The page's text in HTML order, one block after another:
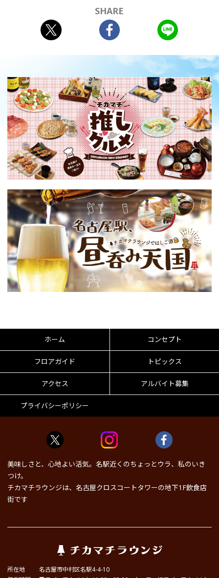
SHARE
ホーム コンセプト
フロアガイド トピックス
アクセス アルバイト募集
プライバシーポリシー
美味しさと、心地よい活気。名駅近くのちょっとウラ、私のいき
つけ。
チカマチラウンジは、名古屋クロスコートタワーの地下1F飲食店
街です
所在地
名古屋市中村区名駅4-4-10